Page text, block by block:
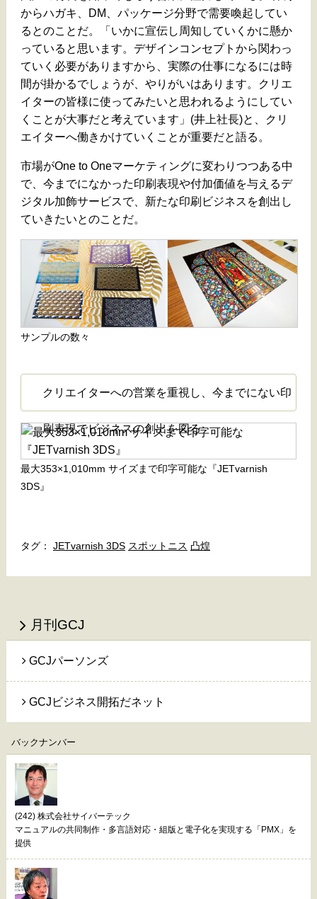
からハガキ、DM、パッケージ分野で需要喚起してい
るとのことだ。「いかに宣伝し周知していくかに懸か
っていると思います。デザインコンセプトから関わっ
ていく必要がありますから、実際の仕事になるには時
間が掛かるでしょうが、やりがいはあります。クリエ
イターの皆様に使ってみたいと思われるようにしてい
くことが大事だと考えています」(井上社長)と、クリ
エイターへ働きかけていくことが重要だと語る。
市場がOne to Oneマーケティングに変わりつつある中
で、今までになかった印刷表現や付加価値を与えるデ
ジタル加飾サービスで、新たな印刷ビジネスを創出し
ていきたいとのことだ。
サンプルの数々
クリエイターへの営業を重視し、今までにない印
刷表現でビジネスの創出を図る
最大353×1,010mm サイズまで印字可能な『JETvarnish
3DS』
JETvarnish 3DS スポットニス 凸煌
月刊GCJ
GCJパーソンズ
GCJビジネス開拓だネット
バックナンバー
(242) 株式会社サイバーテック
マニュアルの共同制作・多言語対応・組版と電子化を実現する「PMX」を
提供